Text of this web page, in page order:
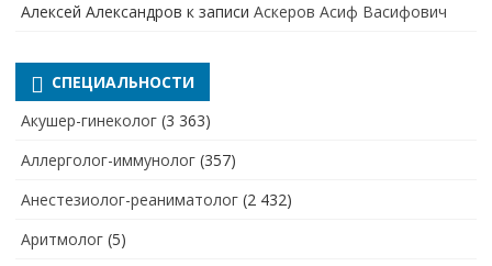
Алексей Александров к записи Аскеров Асиф Васифович
СПЕЦИАЛЬНОСТИ
Акушер-гинеколог (3 363)
Аллерголог-иммунолог (357)
Анестезиолог-реаниматолог (2 432)
Аритмолог (5)